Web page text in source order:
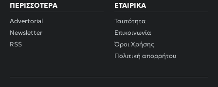
ΠΕΡΙΣΣΌΤΕΡΑ
Advertorial
Newsletter
RSS
ΕΤΑΙΡΙΚΆ
Ταυτότητα
Επικοινωνία
Όροι Χρήσης
Πολιτική απορρήτου